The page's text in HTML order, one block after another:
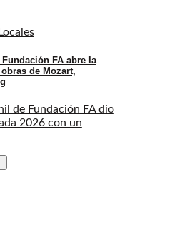
FA abre la
de Mozart,
de Fundación FA dio
2026 con un